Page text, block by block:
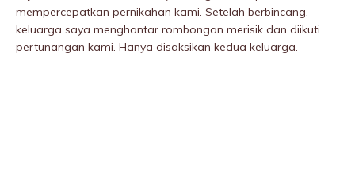
mempercepatkan pernikahan kami. Setelah berbincang,
keluarga saya menghantar rombongan merisik dan diikuti
pertunangan kami. Hanya disaksikan kedua keluarga.